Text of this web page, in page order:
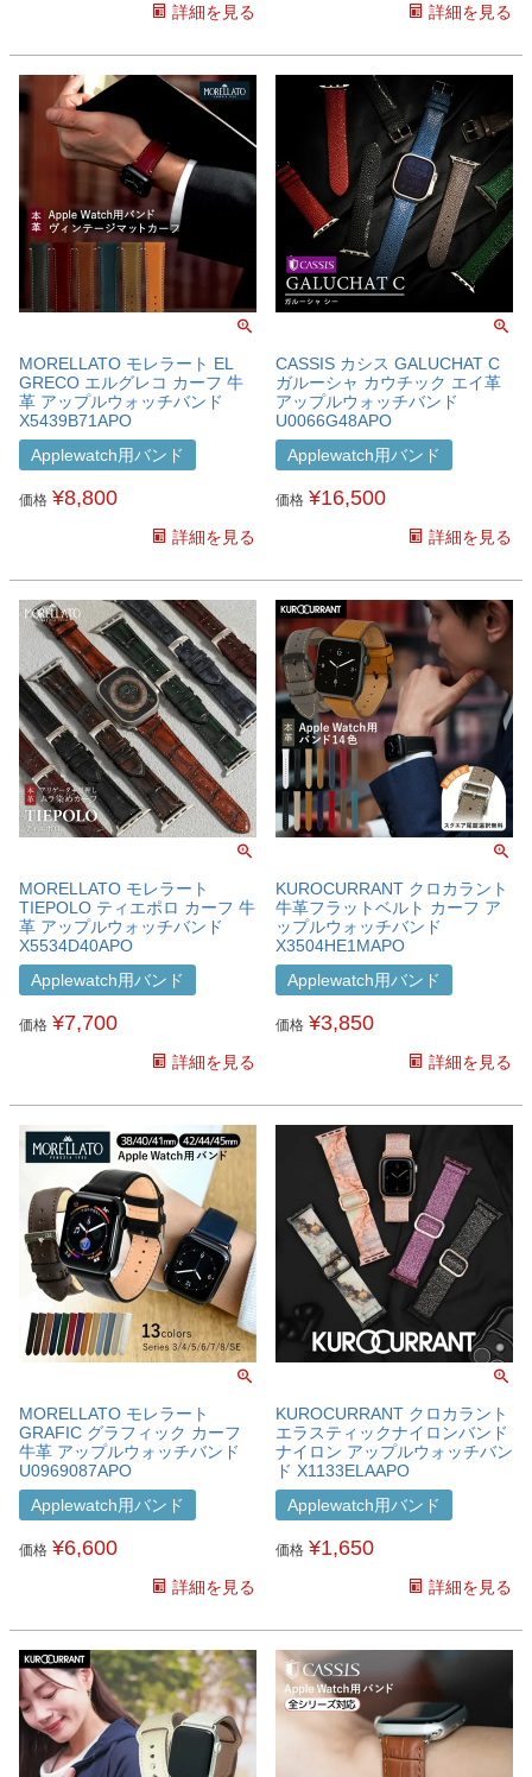
詳細を見る 詳細を見る
MORELLATO モレラート EL
GRECO エルグレコ カーフ 牛
革 アップルウォッチバンド
X5439B71APO
Applewatch用バンド
価格 ¥8,800
詳細を見る
CASSIS カシス GALUCHAT C
ガルーシャ カウチック エイ革
アップルウォッチバンド
U0066G48APO
Applewatch用バンド
価格 ¥16,500
詳細を見る
MORELLATO モレラート
TIEPOLO ティエポロ カーフ 牛
革 アップルウォッチバンド
X5534D40APO
Applewatch用バンド
価格 ¥7,700
詳細を見る
KUROCURRANT クロカラント
牛革フラットベルト カーフ ア
ップルウォッチバンド
X3504HE1MAPO
Applewatch用バンド
価格 ¥3,850
詳細を見る
MORELLATO モレラート
GRAFIC グラフィック カーフ
牛革 アップルウォッチバンド
U0969087APO
Applewatch用バンド
価格 ¥6,600
詳細を見る
KUROCURRANT クロカラント
エラスティックナイロンバンド
ナイロン アップルウォッチバン
ド X1133ELAAPO
Applewatch用バンド
価格 ¥1,650
詳細を見る